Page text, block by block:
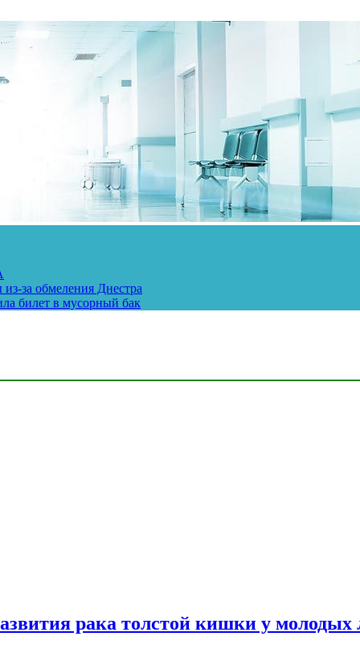
из-за обмеления Днестра
билет в мусорный бак
рака толстой кишки у молодых